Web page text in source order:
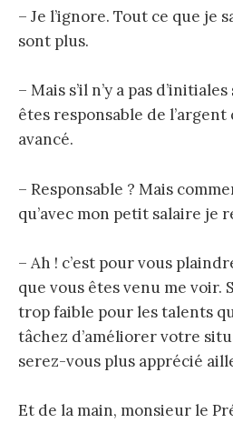
– Je l’ignore. Tout ce que je
sont plus.
– Mais s’il n’y a pas
êtes responsable de l’argent
avancé.
– Responsable ? Mais
qu’avec mon petit salaire je
– Ah ! c’est pour vous
que vous êtes venu me voir.
trop faible pour les talents
tâchez d’améliorer votre
serez-vous plus apprécié
Et de la main, monsieur le